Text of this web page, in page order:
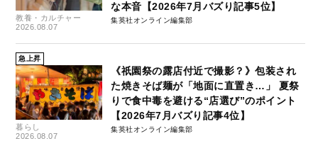
教養・カルチャー
2026.08.07
な本音【2026年7月バズり記事5位】
集英社オンライン編集部
急上昇
暮らし
2026.08.07
《祇園祭の露店付近で撮影？》包装され
た焼きそば麺が「地面に直置き…」 夏祭
りで食中毒を避ける“店選び”のポイント
【2026年7月バズり記事4位】
集英社オンライン編集部